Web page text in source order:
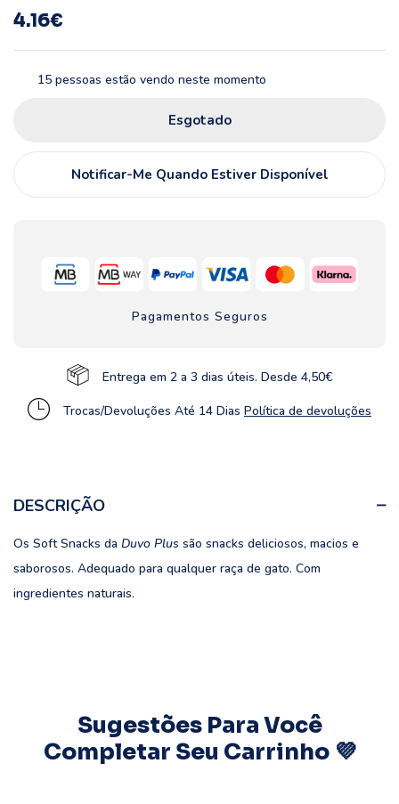
4.16€
15 pessoas estão vendo neste momento
Esgotado
Notificar-Me Quando Estiver Disponível
Pagamentos Seguros
Entrega em 2 a 3 dias úteis. Desde 4,50€
Trocas/Devoluções Até 14 Dias Política de devoluções
DESCRIÇÃO
Os Soft Snacks da Duvo Plus são snacks deliciosos, macios e
saborosos. Adequado para qualquer raça de gato. Com
ingredientes naturais.
Sugestões Para Você
Completar Seu Carrinho 💜